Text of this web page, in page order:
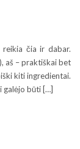
reikia čia ir dabar.
aš – praktiškai bet
kiti ingredientai.
galėjo būti […]